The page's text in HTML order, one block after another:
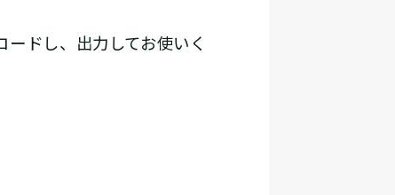
ドし、出力してお使いく